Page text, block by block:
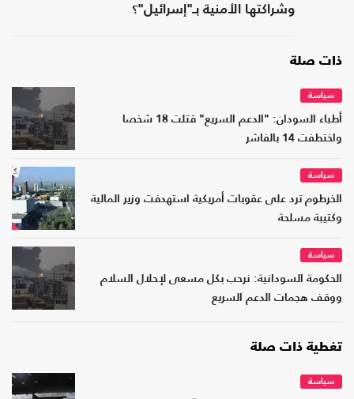
وشراكتها الأمنية بـ"إسرائيل"؟
ذات صلة
سياسة
أطباء السودان: "الدعم السريع" قتلت 18 شخصا
واختطفت 14 بالفاشر
سياسة
الخرطوم ترد على عقوبات أمريكية استهدفت وزير المالية
وكتيبة مسلحة
سياسة
الحكومة السودانية: نرحب بكل مسعى لإحلال السلام
ووقف هجمات الدعم السريع
تغطية ذات صلة
سياسة